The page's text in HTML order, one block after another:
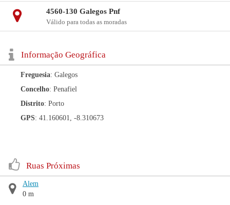
4560-130 Galegos Pnf
Válido para todas as moradas
Informação Geográfica
Freguesia: Galegos
Concelho: Penafiel
Distrito: Porto
GPS: 41.160601, -8.310673
Ruas Próximas
Alem
0 m